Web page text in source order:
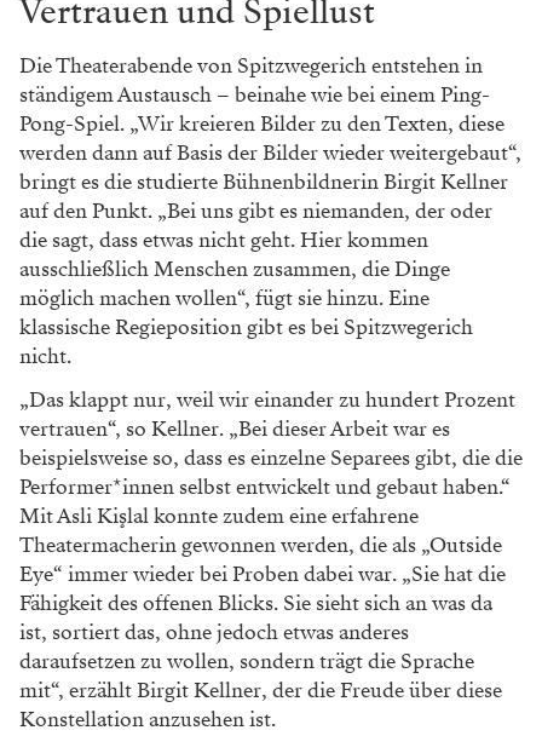
Vertrauen und Spiellust
Die Theaterabende von Spitzwegerich entstehen in
ständigem Austausch – beinahe wie bei einem Ping-
Pong-Spiel. „Wir kreieren Bilder zu den Texten, diese
werden dann auf Basis der Bilder wieder weitergebaut“,
bringt es die studierte Bühnenbildnerin Birgit Kellner
auf den Punkt. „Bei uns gibt es niemanden, der oder
die sagt, dass etwas nicht geht. Hier kommen
ausschließlich Menschen zusammen, die Dinge
möglich machen wollen“, fügt sie hinzu. Eine
klassische Regieposition gibt es bei Spitzwegerich
nicht.
„Das klappt nur, weil wir einander zu hundert Prozent
vertrauen“, so Kellner. „Bei dieser Arbeit war es
beispielsweise so, dass es einzelne Separees gibt, die die
Performer*innen selbst entwickelt und gebaut haben.“
Mit Asli Kişlal konnte zudem eine erfahrene
Theatermacherin gewonnen werden, die als „Outside
Eye“ immer wieder bei Proben dabei war. „Sie hat die
Fähigkeit des offenen Blicks. Sie sieht sich an was da
ist, sortiert das, ohne jedoch etwas anderes
daraufsetzen zu wollen, sondern trägt die Sprache
mit“, erzählt Birgit Kellner, der die Freude über diese
Konstellation anzusehen ist.